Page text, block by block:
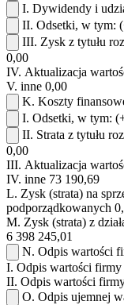
I. Dywidendy i
II. Odsetki, w tym:
III. Zysk z tytułu
0,00
IV. Aktualizacja
V. inne 0,00
K. Koszty
I. Odsetki, w tym:
II. Strata z tytułu
0,00
III. Aktualizacja
IV. inne 73 190,69
L. Zysk (strata) na
podporządkowanych
M. Zysk (strata) z
6 398 245,01
N. Odpis wartości
I. Odpis wartości firmy
II. Odpis wartości
O. Odpis ujemnej